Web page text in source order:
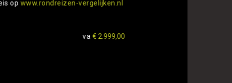
op www.rondreizen-vergelijken.nl
va € 2.999,00